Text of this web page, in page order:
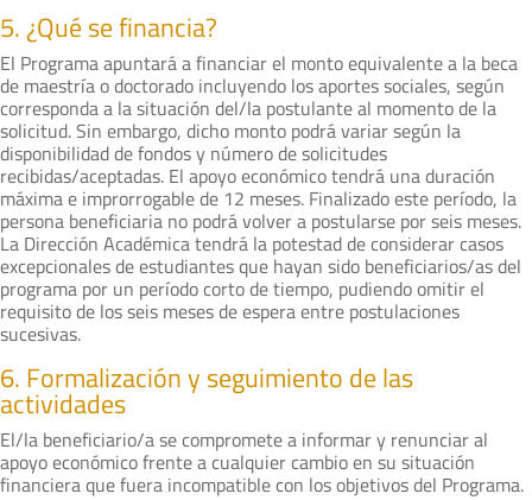
5. ¿Qué se financia?
El Programa apuntará a financiar el monto equivalente a la beca
de maestría o doctorado incluyendo los aportes sociales, según
corresponda a la situación del/la postulante al momento de la
solicitud. Sin embargo, dicho monto podrá variar según la
disponibilidad de fondos y número de solicitudes
recibidas/aceptadas. El apoyo económico tendrá una duración
máxima e improrrogable de 12 meses. Finalizado este período, la
persona beneficiaria no podrá volver a postularse por seis meses.
La Dirección Académica tendrá la potestad de considerar casos
excepcionales de estudiantes que hayan sido beneficiarios/as del
programa por un período corto de tiempo, pudiendo omitir el
requisito de los seis meses de espera entre postulaciones
sucesivas.
6. Formalización y seguimiento de las
actividades
El/la beneficiario/a se compromete a informar y renunciar al
apoyo económico frente a cualquier cambio en su situación
financiera que fuera incompatible con los objetivos del Programa.